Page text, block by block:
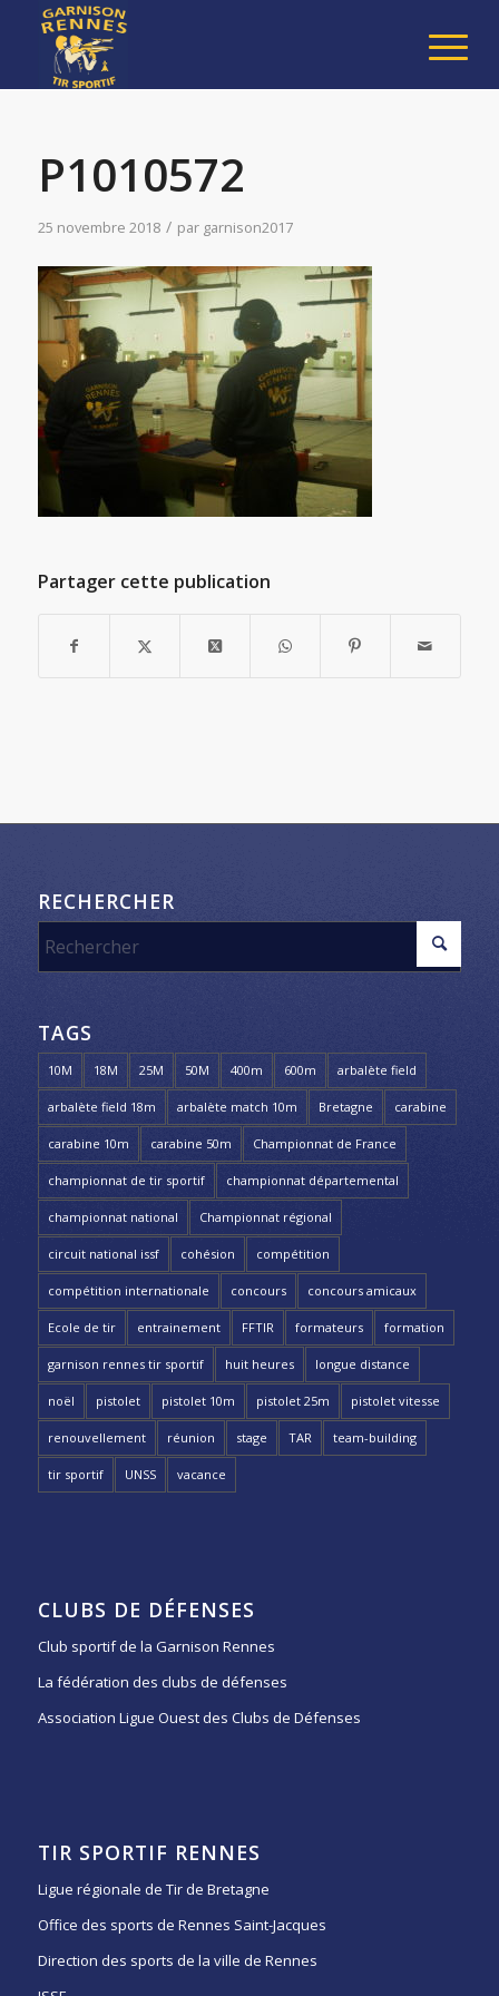
P1010572
25 novembre 2018 / par garnison2017
Partager cette publication
RECHERCHER
TAGS
10M 18M 25M 50M 400m 600m arbalète field
arbalète field 18m arbalète match 10m Bretagne carabine
carabine 10m carabine 50m Championnat de France
championnat de tir sportif championnat départemental
championnat national Championnat régional
circuit national issf cohésion compétition
compétition internationale concours concours amicaux
Ecole de tir entrainement FFTIR formateurs formation
garnison rennes tir sportif huit heures longue distance
noël pistolet pistolet 10m pistolet 25m pistolet vitesse
renouvellement réunion stage TAR team-building
tir sportif UNSS vacance
CLUBS DE DÉFENSES
Club sportif de la Garnison Rennes
La fédération des clubs de défenses
Association Ligue Ouest des Clubs de Défenses
TIR SPORTIF RENNES
Ligue régionale de Tir de Bretagne
Office des sports de Rennes Saint-Jacques
Direction des sports de la ville de Rennes